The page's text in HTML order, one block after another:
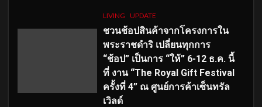
LIVING UPDATE
ชวนช้อปสินค้าจากโครงการใน
พระราชดำริ เปลี่ยนทุกการ
“ช้อป” เป็นการ “ให้” 6-12 ธ.ค. นี้
ที่ งาน “The Royal Gift Festival
ครั้งที่ 4” ณ ศูนย์การค้าเซ็นทรัล
เวิลด์